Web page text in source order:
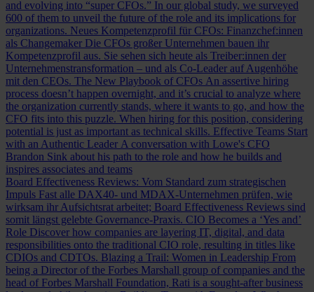
and evolving into “super CFOs.” In our global study, we surveyed
600 of them to unveil the future of the role and its implications for
organizations. Neues Kompetenzprofil für CFOs: Finanzchef:innen
als Changemaker Die CFOs großer Unternehmen bauen ihr
Kompetenzprofil aus. Sie sehen sich heute als Treiber:innen der
Unternehmenstransformation – und als Co-Leader auf Augenhöhe
mit den CEOs. The New Playbook of CFOs An assertive hiring
process doesn’t happen overnight, and it’s crucial to analyze where
the organization currently stands, where it wants to go, and how the
CFO fits into this puzzle. When hiring for this position, considering
potential is just as important as technical skills. Effective Teams Start
with an Authentic Leader A conversation with Lowe's CFO
Brandon Sink about his path to the role and how he builds and
inspires associates and teams
Board Effectiveness Reviews: Vom Standard zum strategischen
Impuls Fast alle DAX40- und MDAX-Unternehmen prüfen, wie
wirksam ihr Aufsichtsrat arbeitet; Board Effectiveness Reviews sind
somit längst gelebte Governance-Praxis. CIO Becomes a ‘Yes and’
Role Discover how companies are layering IT, digital, and data
responsibilities onto the traditional CIO role, resulting in titles like
CDIOs and CDTOs. Blazing a Trail: Women in Leadership From
being a Director of the Forbes Marshall group of companies and the
head of Forbes Marshall Foundation, Rati is a sought-after business